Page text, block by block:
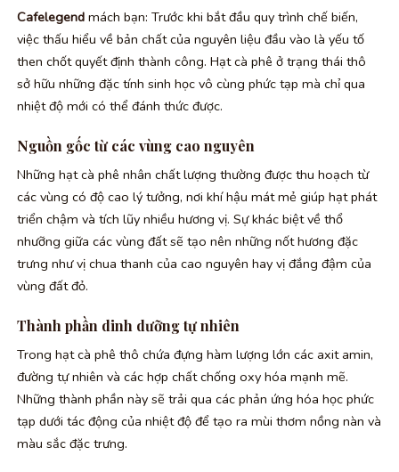
Cafelegend mách bạn: Trước khi bắt đầu quy trình chế biến,
việc thấu hiểu về bản chất của nguyên liệu đầu vào là yếu tố
then chốt quyết định thành công. Hạt cà phê ở trạng thái thô
sở hữu những đặc tính sinh học vô cùng phức tạp mà chỉ qua
nhiệt độ mới có thể đánh thức được.
Nguồn gốc từ các vùng cao nguyên
Những hạt cà phê nhân chất lượng thường được thu hoạch từ
các vùng có độ cao lý tưởng, nơi khí hậu mát mẻ giúp hạt phát
triển chậm và tích lũy nhiều hương vị. Sự khác biệt về thổ
nhưỡng giữa các vùng đất sẽ tạo nên những nốt hương đặc
trưng như vị chua thanh của cao nguyên hay vị đắng đậm của
vùng đất đỏ.
Thành phần dinh dưỡng tự nhiên
Trong hạt cà phê thô chứa đựng hàm lượng lớn các axit amin,
đường tự nhiên và các hợp chất chống oxy hóa mạnh mẽ.
Những thành phần này sẽ trải qua các phản ứng hóa học phức
tạp dưới tác động của nhiệt độ để tạo ra mùi thơm nồng nàn và
màu sắc đặc trưng.